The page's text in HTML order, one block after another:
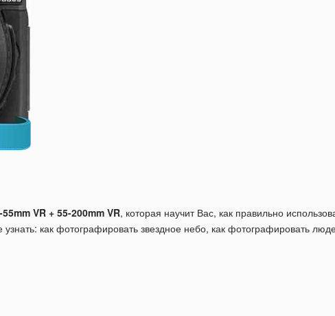
VR + 55-200mm VR, которая научит Вас, как правильно
как фотографировать звездное небо, как фотографировать